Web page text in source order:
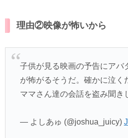
理由②映像が怖いから
子供が見る映画の予告にアバ
が怖がるそうだ。確かに泣く
ママさん達の会話を盗み聞き
— よしあゅ (@joshua_juicy)